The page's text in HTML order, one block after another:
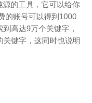
源的工具，它可以给你
的账号可以得到1000
高达9万个关键字，
键字，这同时也说明